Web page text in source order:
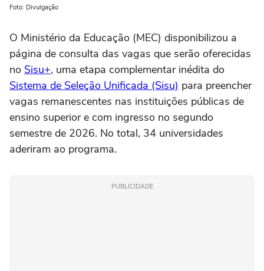
Foto: Divulgação
O Ministério da Educação (MEC) disponibilizou a
página de consulta das vagas que serão oferecidas
no Sisu+, uma etapa complementar inédita do
Sistema de Seleção Unificada (Sisu) para preencher
vagas remanescentes nas instituições públicas de
ensino superior e com ingresso no segundo
semestre de 2026. No total, 34 universidades
aderiram ao programa.
PUBLICIDADE